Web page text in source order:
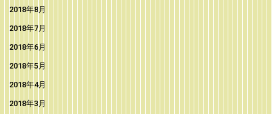
2018年8月
2018年7月
2018年6月
2018年5月
2018年4月
2018年3月